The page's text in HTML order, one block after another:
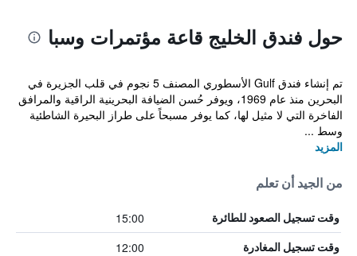
حول فندق الخليج قاعة مؤتمرات وسبا
تم إنشاء فندق Gulf الأسطوري المصنف 5 نجوم في قلب الجزيرة في
البحرين منذ عام 1969، ويوفر حُسن الضيافة البحرينية الراقية والمرافق
الفاخرة التي لا مثيل لها، كما يوفر مسبحاً على طراز البحيرة الشاطئية
وسط ...
المزيد
من الجيد أن تعلم
وقت تسجيل الصعود للطائرة 15:00
وقت تسجيل المغادرة 12:00